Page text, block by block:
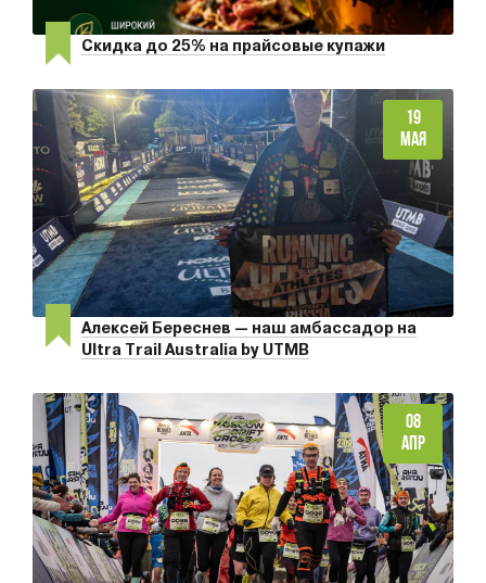
Скидка до 25% на прайсовые купажи
19
МАЯ
Алексей Береснев — наш амбассадор на
Ultra Trail Australia by UTMB
08
АПР